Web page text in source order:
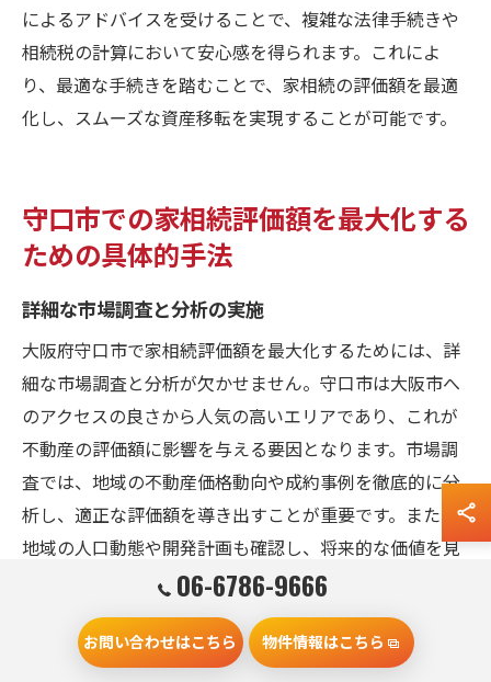
によるアドバイスを受けることで、複雑な法律手続きや
相続税の計算において安心感を得られます。これによ
り、最適な手続きを踏むことで、家相続の評価額を最適
化し、スムーズな資産移転を実現することが可能です。
守口市での家相続評価額を最大化する
ための具体的手法
詳細な市場調査と分析の実施
大阪府守口市で家相続評価額を最大化するためには、詳
細な市場調査と分析が欠かせません。守口市は大阪市へ
のアクセスの良さから人気の高いエリアであり、これが
不動産の評価額に影響を与える要因となります。市場調
査では、地域の不動産価格動向や成約事例を徹底的に分
析し、適正な評価額を導き出すことが重要です。また、
地域の人口動態や開発計画も確認し、将来的な価値を見
据えた評価を行うことで、より高い評価額を目指せま
す。市場調査には専門的な知識と経験が必要なため、信
頼できる不動産業者の協力を得ることも考慮しましょ
06-6786-9666
お問い合わせはこちら 物件情報はこちら